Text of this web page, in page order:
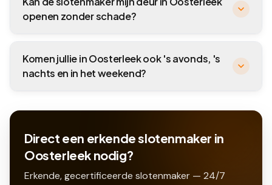
openen zonder schade?
Komen jullie in Oosterleek ook 's avonds, 's
nachts en in het weekend?
Direct een erkende slotenmaker in
Oosterleek nodig?
Erkende, gecertificeerde slotenmaker — 24/7